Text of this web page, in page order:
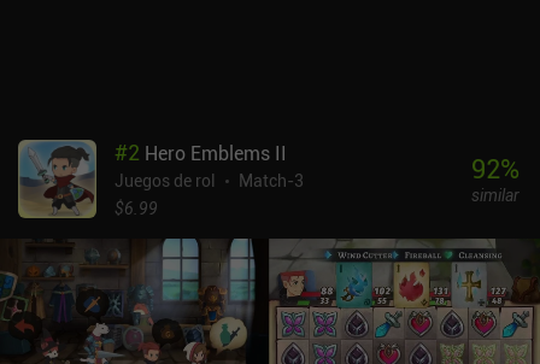
Tracer, con su bucle sencillo pero gratificante y sus largas carreras,
bien merece tu tiempo.
#2 Hero Emblems II
Juegos de rol
Match-3
$6.99
92%
similar